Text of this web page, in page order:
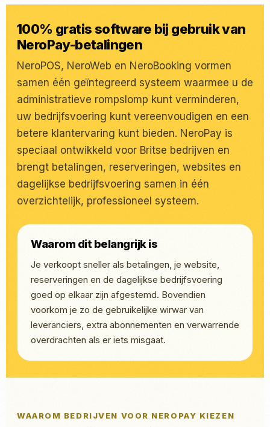
100% gratis software bij gebruik van
NeroPay-betalingen
NeroPOS, NeroWeb en NeroBooking vormen
samen één geïntegreerd systeem waarmee u de
administratieve rompslomp kunt verminderen,
uw bedrijfsvoering kunt vereenvoudigen en een
betere klantervaring kunt bieden. NeroPay is
speciaal ontwikkeld voor Britse bedrijven en
brengt betalingen, reserveringen, websites en
dagelijkse bedrijfsvoering samen in één
overzichtelijk, professioneel systeem.
Waarom dit belangrijk is
Je verkoopt sneller als betalingen, je website,
reserveringen en de dagelijkse bedrijfsvoering
goed op elkaar zijn afgestemd. Bovendien
voorkom je zo de gebruikelijke wirwar van
leveranciers, extra abonnementen en verwarrende
overdrachten als er iets misgaat.
WAAROM BEDRIJVEN VOOR NEROPAY KIEZEN